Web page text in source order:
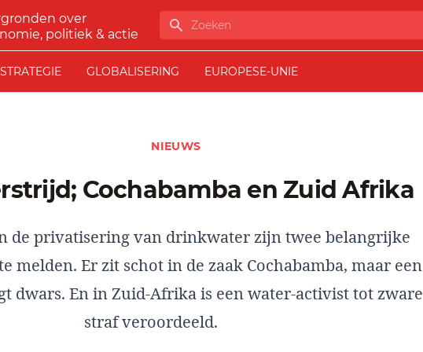
over
politiek & actie
Zoeken
STRATEGIE GLOBALISERING EUROPESE-UNIE
NIEUWS
Cochabamba en Zuid Afrika
de privatisering van drinkwater zijn twee belangrijke
melden. Er zit schot in de zaak Cochabamba, maar een
dwars. En in Zuid-Afrika is een water-activist tot zware
straf veroordeeld.